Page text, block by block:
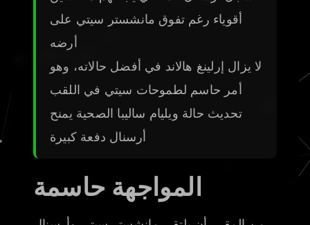
أقوياء رغم تفوق مانشستر سيتي على
أرضه
لا يزال إرلينغ هالاند في أفضل حالاته، وهو
أمر حاسم لطموحات سيتي في اللقب
تحديث حالة ويليام ساليبا الصحية يمنح
أرسنال دفعة كبيرة
المواجهة حاسمة